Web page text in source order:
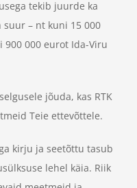
tekib juurde ka
suur – nt kuni 15 000
000 eurot Ida-Viru
jõuda, kas RTK
Teie ettevõttele.
kirju ja seetõttu tasub
lehel käia. Riik